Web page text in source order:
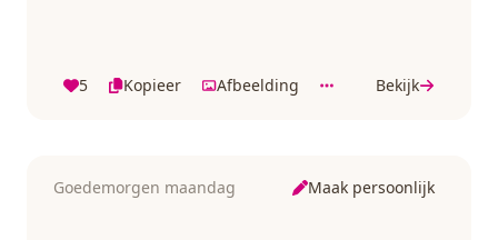
5 Kopieer Afbeelding Bekijk
Goedemorgen maandag Maak persoonlijk